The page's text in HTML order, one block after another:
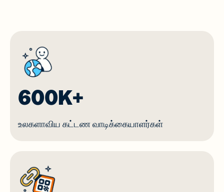
600K+
உலகளாவிய கட்டண வாடிக்கையாளர்கள்